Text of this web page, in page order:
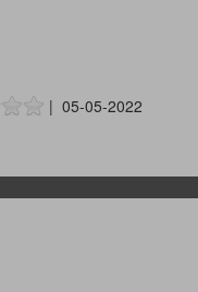
| 05-05-2022